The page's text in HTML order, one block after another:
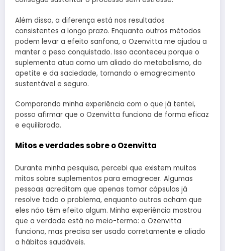
Além disso, a diferença está nos resultados
consistentes a longo prazo. Enquanto outros métodos
podem levar a efeito sanfona, o Ozenvitta me ajudou a
manter o peso conquistado. Isso aconteceu porque o
suplemento atua como um aliado do metabolismo, do
apetite e da saciedade, tornando o emagrecimento
sustentável e seguro.
Comparando minha experiência com o que já tentei,
posso afirmar que o Ozenvitta funciona de forma eficaz
e equilibrada.
Mitos e verdades sobre o Ozenvitta
Durante minha pesquisa, percebi que existem muitos
mitos sobre suplementos para emagrecer. Algumas
pessoas acreditam que apenas tomar cápsulas já
resolve todo o problema, enquanto outras acham que
eles não têm efeito algum. Minha experiência mostrou
que a verdade está no meio-termo: o Ozenvitta
funciona, mas precisa ser usado corretamente e aliado
a hábitos saudáveis.